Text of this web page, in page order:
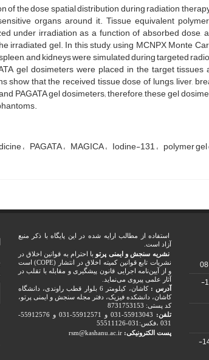
of the dose spatial distribution during radiation
organs around it. Tissue equivalent
under irradiation as a function of absorbed
irradiated gel. In this study, using MCNPX Monte
and kidneys were simulated during targeted
gel dosimeters were placed in the target
show that the received tissue dose of lungs, liver,
PAGATA gel dosimeters; therefore, these gel
PAGATA MAGICA Iodine-131 polymer
1403-
1402-
استفاده از مطالب ارایه شده در این پایگاه با ذکر منبع
آزاد است.
نشریه سنجش و ایمنی پرتو با احترام به قوانین اخلاق در
نشریات تابع قوانین کمیته اخلاق در انتشار (COPE) است
و از آیین‌نامه اجرایی قانون پیشگیری و مقابله با تقلب در
آثار علمی پیروی می‌نماید.
آدرس :
کاشان، کیلومتر 6 بلوار قطب راوندی، دانشگاه
کاشان، دانشکده فیزیک، دفتر مجله سنجش و ایمنی پرتو،
کد پستی: 8731753153
تلفن:
55913043-031 و 55912571-031 و 55912576-
031 ،فکس:031-55511126
پست الکترونیکی: rsm@kashanu.ac.ir